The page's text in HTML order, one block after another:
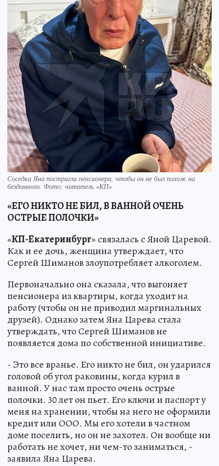
Соседка Яна постригла пенсионера, чтобы он не был похож на
бездомного. Фото: читатель «КП»
«ЕГО НИКТО НЕ БИЛ, В ВАННОЙ ОЧЕНЬ
ОСТРЫЕ ПОЛОЧКИ»
«КП-Екатеринбург» связалась с Яной Царевой.
Как и ее дочь, женщина утверждает, что
Сергей Шиманов злоупотребляет алкоголем.
Первоначально она сказала, что выгоняет
пенсионера из квартиры, когда уходит на
работу (чтобы он не приводил маргинальных
друзей). Однако затем Яна Царева стала
утверждать, что Сергей Шиманов не
появляется дома по собственной инициативе.
- Это все вранье. Его никто не бил, он ударился
головой об угол раковины, когда курил в
ванной. У нас там просто очень острые
полочки. 30 лет он пьет. Его ключи и паспорт у
меня на хранении, чтобы на него не оформили
кредит или ООО. Мы его хотели в частном
доме поселить, но он не захотел. Он вообще ни
работать не хочет, ни чем-то заниматься, -
заявила Яна Царева.